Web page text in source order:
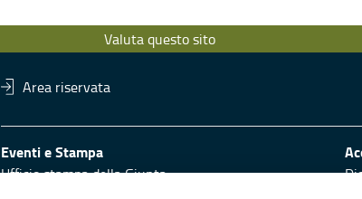
Valuta questo sito
Area riservata
Eventi e Stampa
Ufficio stampa della Giunta